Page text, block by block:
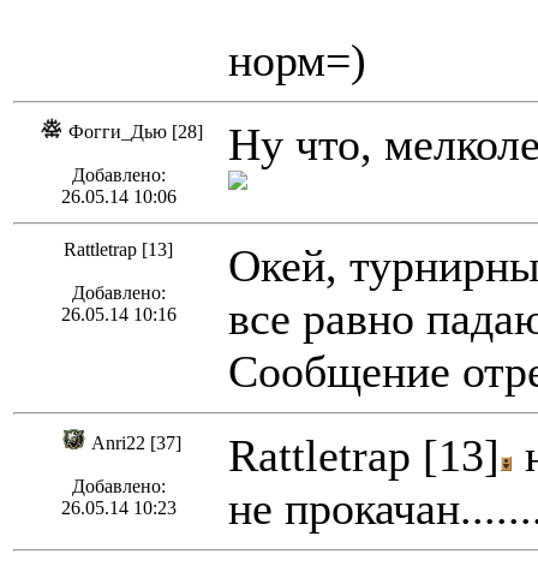
норм=)
Фогги_Дью [28]
Добавлено:
26.05.14 10:06
Ну что,
Rattletrap [13]
Добавлено:
26.05.14 10:16
Окей,
все равно
Сообщение
Anri22 [37]
Добавлено:
26.05.14 10:23
Rattletrap [13]
не